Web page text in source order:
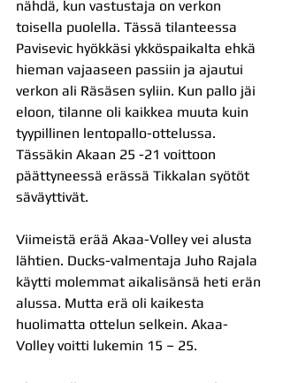
nähdä, kun vastustaja on verkon
toisella puolella. Tässä tilanteessa
Pavisevic hyökkäsi ykköspaikalta ehkä
hieman vajaaseen passiin ja ajautui
verkon ali Räsäsen syliin. Kun pallo jäi
eloon, tilanne oli kaikkea muuta kuin
tyypillinen lentopallo-ottelussa.
Tässäkin Akaan 25 -21 voittoon
päättyneessä erässä Tikkalan syötöt
säväyttivät.
Viimeistä erää Akaa-Volley vei alusta
lähtien. Ducks-valmentaja Juho Rajala
käytti molemmat aikalisänsä heti erän
alussa. Mutta erä oli kaikesta
huolimatta ottelun selkein. Akaa-
Volley voitti lukemin 15 – 25.